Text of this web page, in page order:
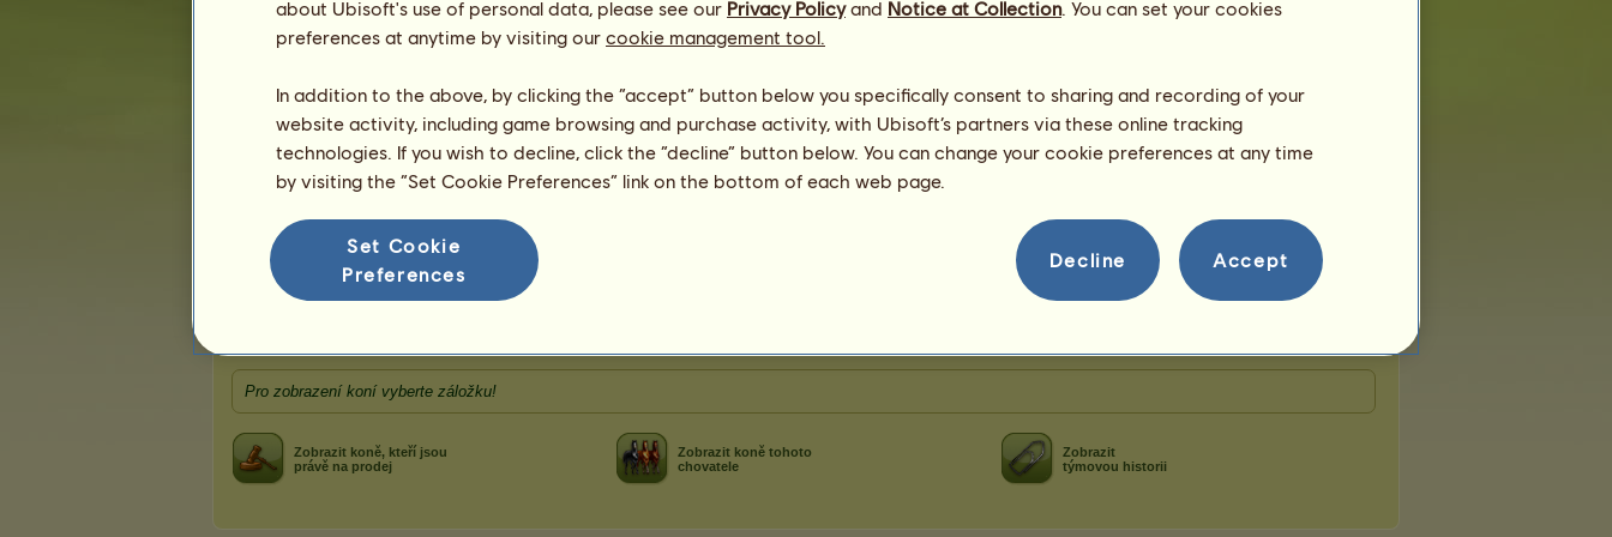
Karma: 10bodů
Cherry ❤
před 6 dní
Meteora
před 29 dní
Djadin 71
před 43 dní
Koně patřící uživateli Thadia
ᴅɪᴠɪɴᴇs sᴇᴄᴏɴᴅ ɪɴ ʟɪɴᴇ ᴡ ʟɪᴛᴛʟᴇ ʙɪᴛ ᴏғ ᴇᴠᴇʀʏᴛʜɪɴɢ
Pro zobrazení koní vyberte záložku!
Zobrazit koně, kteří jsou
právě na prodej
Zobrazit koně tohoto
chovatele
Zobrazit
týmovou historii
about Ubisoft's use of personal data, please see our Privacy Policyand Notice at Collection. You can set your cookies
preferences at anytime by visiting our cookie management tool.
In addition to the above, by clicking the “accept” button below you specifically consent to sharing and recording of your
website activity, including game browsing and purchase activity, with Ubisoft’s partners via these online tracking
technologies. If you wish to decline, click the “decline” button below. You can change your cookie preferences at any time
by visiting the “Set Cookie Preferences” link on the bottom of each web page.
Set Cookie
Preferences
Decline Accept